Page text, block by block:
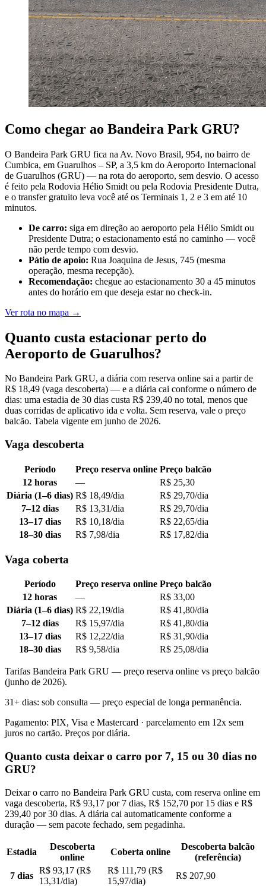
Como chegar ao Bandeira Park GRU?
O Bandeira Park GRU fica na Av. Novo Brasil, 954, no bairro de
Cumbica, em Guarulhos – SP, a 3,5 km do Aeroporto Internacional
de Guarulhos (GRU) — na rota do aeroporto, sem desvio. O acesso
é feito pela Rodovia Hélio Smidt ou pela Rodovia Presidente Dutra,
e o transfer gratuito leva você até os Terminais 1, 2 e 3 em até 10
minutos.
De carro: siga em direção ao aeroporto pela Hélio Smidt ou
Presidente Dutra; o estacionamento está no caminho — você
não perde tempo com desvio.
Pátio de apoio: Rua Joaquina de Jesus, 745 (mesma
operação, mesma recepção).
Recomendação: chegue ao estacionamento 30 a 45 minutos
antes do horário em que deseja estar no check-in.
Ver rota no mapa →
Quanto custa estacionar perto do
Aeroporto de Guarulhos?
No Bandeira Park GRU, a diária com reserva online sai a partir de
R$ 18,49 (vaga descoberta) — e a diária cai conforme o número de
dias: uma estadia de 30 dias custa R$ 239,40 no total, menos que
duas corridas de aplicativo ida e volta. Sem reserva, vale o preço
balcão. Tabela vigente em junho de 2026.
Vaga descoberta
Período Preço reserva online Preço balcão
12 horas
—
R$ 25,30
Diária (1–6 dias) R$ 18,49/dia
R$ 29,70/dia
7–12 dias
R$ 13,31/dia
R$ 29,70/dia
13–17 dias
R$ 10,18/dia
R$ 22,65/dia
18–30 dias
R$ 7,98/dia R$ 17,82/dia
Vaga coberta
Período Preço reserva online Preço balcão
12 horas
—
R$ 33,00
Diária (1–6 dias) R$ 22,19/dia
R$ 41,80/dia
7–12 dias
R$ 15,97/dia
R$ 41,80/dia
13–17 dias
R$ 12,22/dia
R$ 31,90/dia
18–30 dias
R$ 9,58/dia R$ 25,08/dia
Tarifas Bandeira Park GRU — preço reserva online vs preço balcão
(junho de 2026).
31+ dias: sob consulta — preço especial de longa permanência.
Pagamento: PIX, Visa e Mastercard · parcelamento em 12x sem
juros no cartão. Preços por diária.
Quanto custa deixar o carro por 7, 15 ou 30 dias no
GRU?
Deixar o carro no Bandeira Park GRU custa, com reserva online em
vaga descoberta, R$ 93,17 por 7 dias, R$ 152,70 por 15 dias e R$
239,40 por 30 dias. A diária cai automaticamente conforme a
duração — sem pacote fechado, sem pegadinha.
Estadia
Descoberta
online
Coberta online
Descoberta balcão
(referência)
7 dias
R$ 93,17 (R$
13,31/dia)
R$ 111,79 (R$
15,97/dia)
R$ 207,90